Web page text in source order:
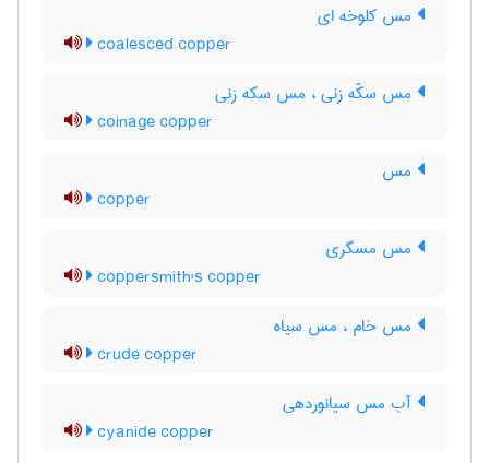
مس کلوخه ای
coalesced copper
مس سکّه زنی ، مس سکه زنی
coinage copper
مس
copper
مس مسگری
coppersmith's copper
مس خام ، مس سیاه
crude copper
آب مس سیانوردهی
cyanide copper